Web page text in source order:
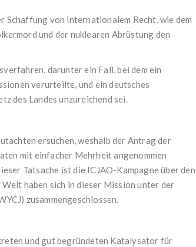
von internationalem Recht, wie dem
und der nuklearen Abrüstung den
darunter ein Fall, bei dem ein
verurteilte, und ein deutsches
des Landes unzureichend sei.
ersuchen, weshalb der Antrag der
mit einfacher Mehrheit angenommen
Tatsache ist die ICJAO-Kampagne über den
haben sich in dieser Mission unter der
zusammengeschlossen.
und gut begründeten Katalysator für